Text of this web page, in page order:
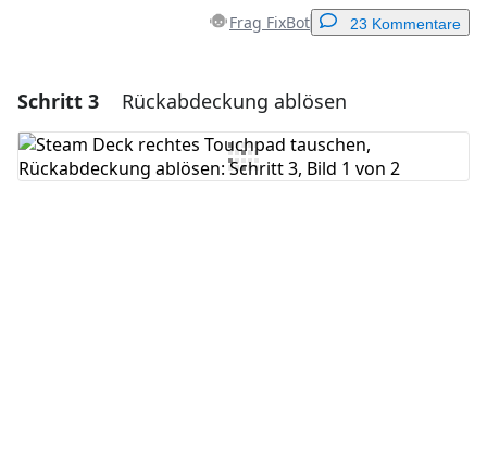
Frag FixBot 23 Kommentare
Einen Kommentar hinzufügen
Kommentar hinzufügen
Schritt 3 Rückabdeckung ablösen